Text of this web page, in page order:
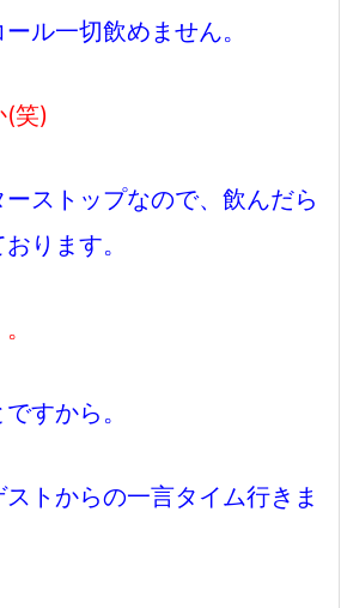
ル一切飲めません。
(笑)
ストップなので、飲んだら
ります。
すから。
トからの一言タイム行きま